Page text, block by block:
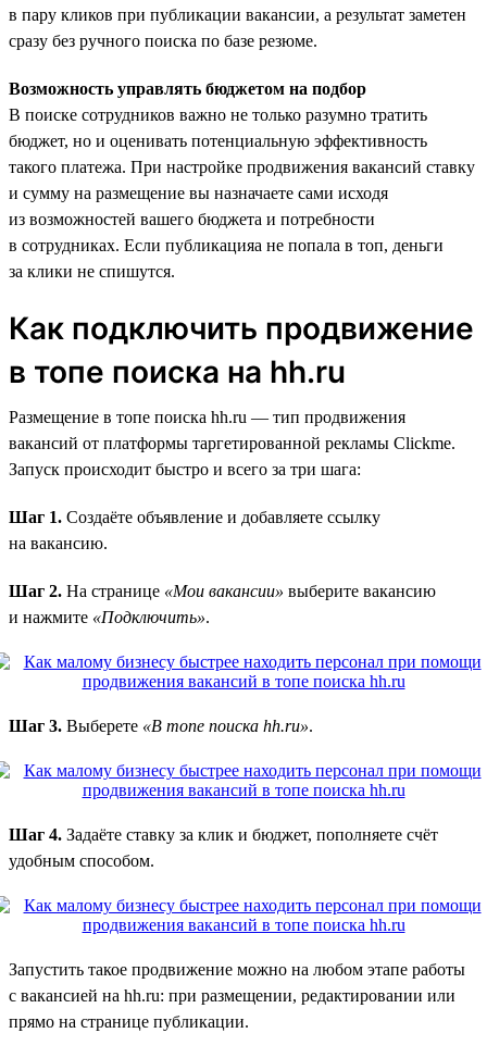
в пару кликов при публикации вакансии, а результат заметен
сразу без ручного поиска по базе резюме.
Возможность управлять бюджетом на подбор
В поиске сотрудников важно не только разумно тратить
бюджет, но и оценивать потенциальную эффективность
такого платежа. При настройке продвижения вакансий ставку
и сумму на размещение вы назначаете сами исходя
из возможностей вашего бюджета и потребности
в сотрудниках. Если публикацияа не попала в топ, деньги
за клики не спишутся.
Как подключить продвижение
в топе поиска на hh.ru
Размещение в топе поиска hh.ru — тип продвижения
вакансий от платформы таргетированной рекламы Clickme.
Запуск происходит быстро и всего за три шага:
Шаг 1. Создаёте объявление и добавляете ссылку
на вакансию.
Шаг 2. На странице «Мои вакансии» выберите вакансию
и нажмите «Подключить».
Шаг 3. Выберете «В топе поиска hh.ru».
Шаг 4. Задаёте ставку за клик и бюджет, пополняете счёт
удобным способом.
Запустить такое продвижение можно на любом этапе работы
с вакансией на hh.ru: при размещении, редактировании или
прямо на странице публикации.